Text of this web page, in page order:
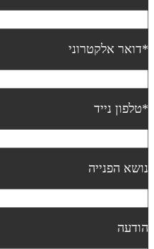
אלקטרוני
נייד
הפנייה